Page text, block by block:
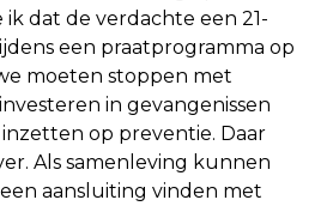
ik dat de verdachte een 21-
een praatprogramma op
moeten stoppen met
in gevangenissen
op preventie. Daar
Als samenleving kunnen
aansluiting vinden met